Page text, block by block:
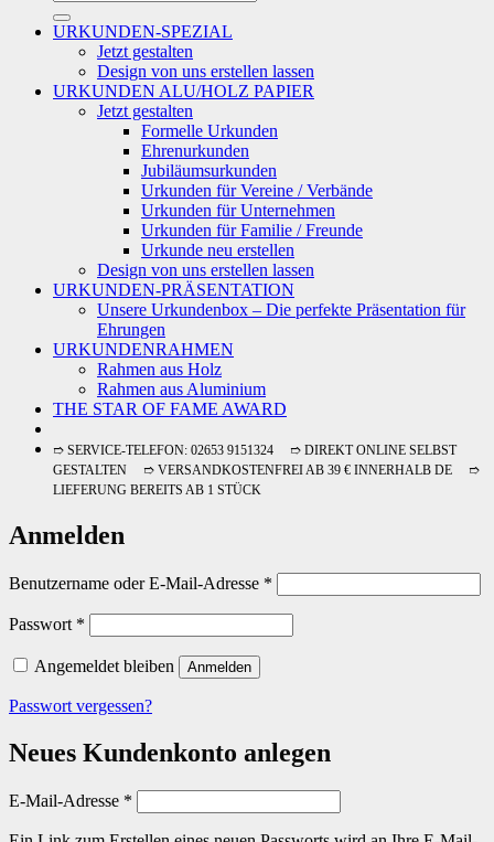
nach:
URKUNDEN-SPEZIAL
Jetzt gestalten
Design von uns erstellen lassen
URKUNDEN ALU/HOLZ PAPIER
Jetzt gestalten
Formelle Urkunden
Ehrenurkunden
Jubiläumsurkunden
Urkunden für Vereine / Verbände
Urkunden für Unternehmen
Urkunden für Familie / Freunde
Urkunde neu erstellen
Design von uns erstellen lassen
URKUNDEN-PRÄSENTATION
Unsere Urkundenbox – Die perfekte Präsentation für
Ehrungen
URKUNDENRAHMEN
Rahmen aus Holz
Rahmen aus Aluminium
THE STAR OF FAME AWARD
➱ SERVICE-TELEFON: 02653 9151324 ➱ DIREKT ONLINE SELBST
GESTALTEN ➱ VERSANDKOSTENFREI AB 39 € INNERHALB DE ➱
LIEFERUNG BEREITS AB 1 STÜCK
Anmelden
Benutzername oder E-Mail-Adresse *
Passwort *
Angemeldet bleiben Anmelden
Passwort vergessen?
Neues Kundenkonto anlegen
E-Mail-Adresse *